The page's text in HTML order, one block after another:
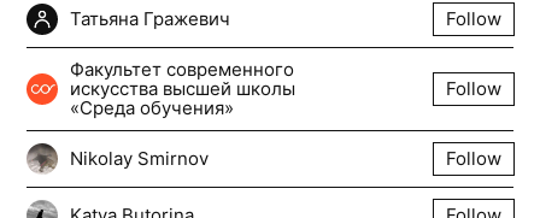
Татьяна Гражевич Follow
Факультет современного
искусства высшей школы
«Среда обучения»
Follow
Nikolay Smirnov Follow